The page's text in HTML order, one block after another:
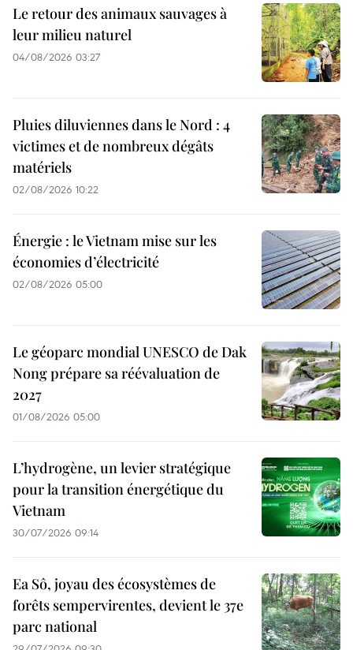
Le retour des animaux sauvages à
leur milieu naturel
04/08/2026 03:27
Pluies diluviennes dans le Nord : 4
victimes et de nombreux dégâts
matériels
02/08/2026 10:22
Énergie : le Vietnam mise sur les
économies d’électricité
02/08/2026 05:00
Le géoparc mondial UNESCO de Dak
Nong prépare sa réévaluation de
2027
01/08/2026 05:00
L’hydrogène, un levier stratégique
pour la transition énergétique du
Vietnam
30/07/2026 09:14
Ea Sô, joyau des écosystèmes de
forêts sempervirentes, devient le 37e
parc national